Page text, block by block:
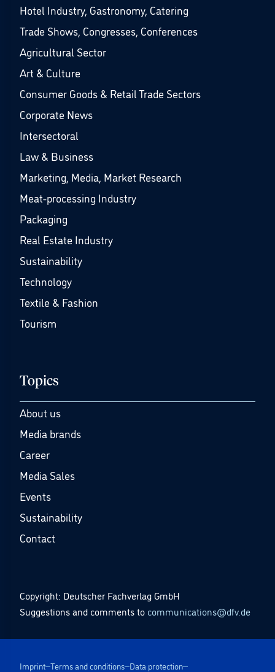
Hotel Industry, Gastronomy, Catering
Trade Shows, Congresses, Conferences
Agricultural Sector
Art & Culture
Consumer Goods & Retail Trade Sectors
Corporate News
Intersectoral
Law & Business
Marketing, Media, Market Research
Meat-processing Industry
Packaging
Real Estate Industry
Sustainability
Technology
Textile & Fashion
Tourism
Topics
About us
Media brands
Career
Media Sales
Events
Sustainability
Contact
Copyright: Deutscher Fachverlag GmbH
Suggestions and comments to communications@dfv.de
Imprint Terms and conditions Data protection